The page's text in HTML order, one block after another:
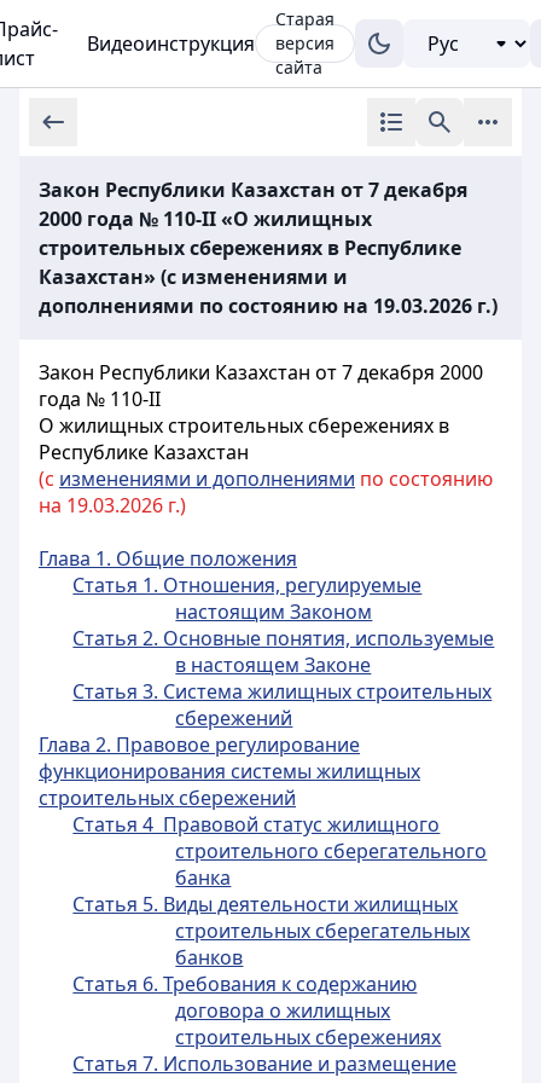
Видеоинструкция
Старая
версия
сайта
Закон Республики Казахстан от 7 декабря
2000 года № 110-II «О жилищных
строительных сбережениях в Республике
Казахстан» (с изменениями и
дополнениями по состоянию на 19.03.2026 г.)
Закон Республики Казахстан от 7 декабря 2000
года № 110-II
О жилищных строительных сбережениях в
Республике Казахстан
(с изменениями и дополнениями по состоянию
на 19.03.2026 г.)
Глава 1. Общие положения
Статья 1. Отношения, регулируемые
настоящим Законом
Статья 2. Основные понятия, используемые
в настоящем Законе
Статья 3. Система жилищных строительных
сбережений
Глава 2. Правовое регулирование
функционирования системы жилищных
строительных сбережений
Статья 4 Правовой статус жилищного
строительного сберегательного
банка
Статья 5. Виды деятельности жилищных
строительных сберегательных
банков
Статья 6. Требования к содержанию
договора о жилищных
строительных сбережениях
Статья 7. Использование и размещение